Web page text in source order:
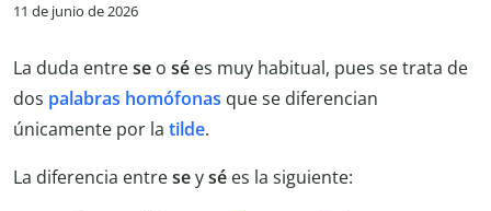
11 de junio de 2026
La duda entrese o sé es muy habitual, pues se trata de
dos palabras homófonas que se diferencian
únicamente por la tilde.
La diferencia entreseysé es la siguiente: